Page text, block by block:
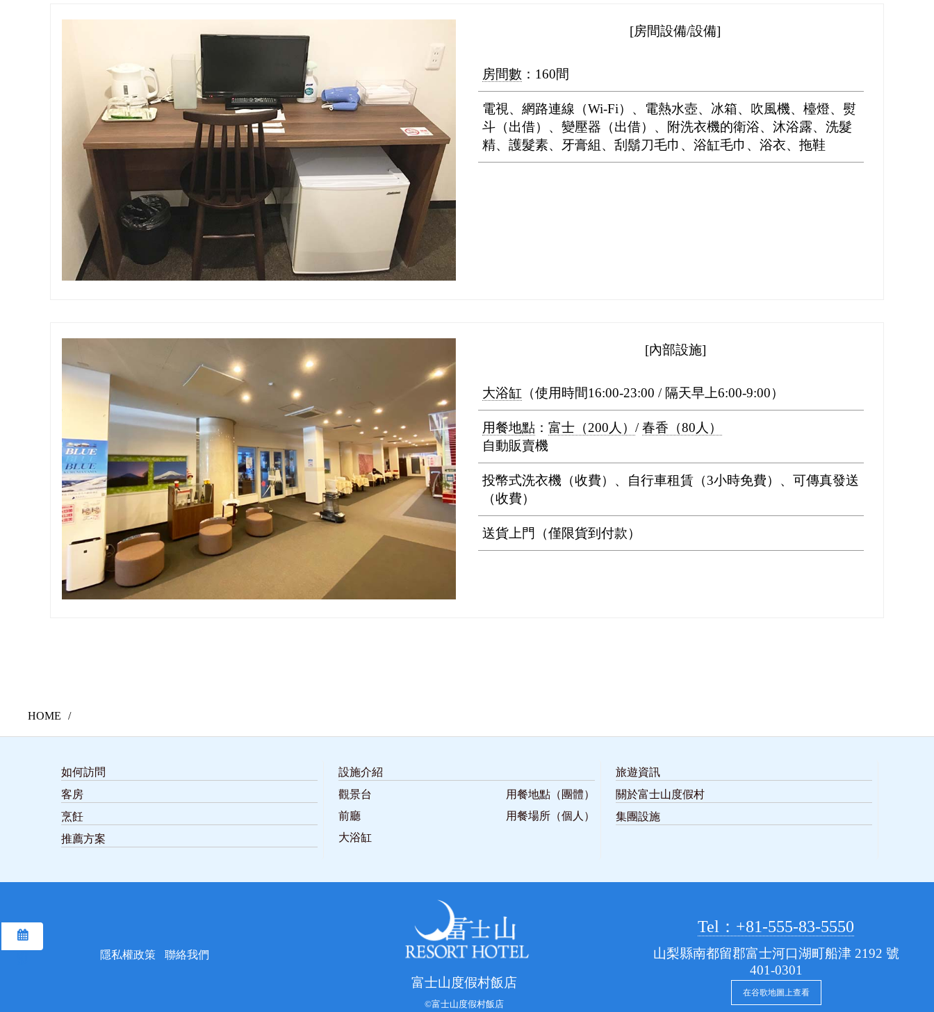
[房間設備/設備]
房間數 ：160間
電視、網路連線（Wi-Fi）、電熱水壺、冰箱、吹風機、檯燈、熨
斗（出借）、變壓器（出借）、附洗衣機的衛浴、沐浴露、洗髮
精、護髮素、牙膏組、刮鬍刀毛巾、浴缸毛巾、浴衣、拖鞋
[內部設施]
大浴缸 （使用時間16:00-23:00 / 隔天早上6:00-9:00）
用餐地點： 富士（200人） /春香（80人）
自動販賣機
投幣式洗衣機（收費）、自行車租賃（3小時免費）、可傳真發送
（收費）
送貨上門（僅限貨到付款）
HOME
預訂
如何訪問
客房
烹飪
推薦方案
設施介紹
觀景台
前廳
大浴缸
用餐地點（團體）
用餐場所（個人）
旅遊資訊
關於富士山度假村
集團設施
隱私權政策 聯絡我們
富士山度假村飯店
©富士山度假村飯店
Tel：+81-555-83-5550
山梨縣南都留郡富士河口湖町船津 2192 號
401-0301
在谷歌地圖上查看